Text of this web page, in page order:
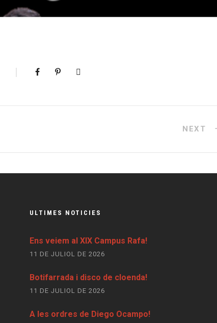
NEXT
ULTIMES NOTICIES
Ens veiem al XIX Campus Rafa!
11 DE JULIOL DE 2026
Botifarrada i disco de cloenda!
11 DE JULIOL DE 2026
A les ordres de Diego Ocampo!